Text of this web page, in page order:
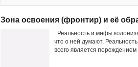
Зона освоения (фронтир) и её
Реальность и мифы
что о ней думают.
всего является